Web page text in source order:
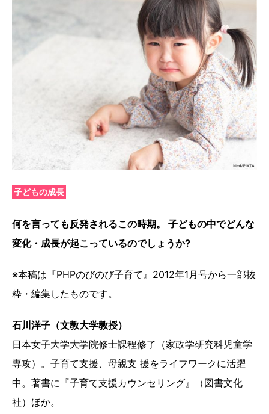
子どもの成長
何を言っても反発されるこの時期。 子どもの中でどんな
変化・成長が起こっているのでしょうか?
※本稿は『PHPのびのび子育て』2012年1月号から一部抜
粋・編集したものです。
石川洋子（文教大学教授）
日本女子大学大学院修士課程修了（家政学研究科児童学
専攻）。子育て支援、母親支 援をライフワークに活躍
中。著書に『子育て支援カウンセリング』（図書文化
社）ほか。